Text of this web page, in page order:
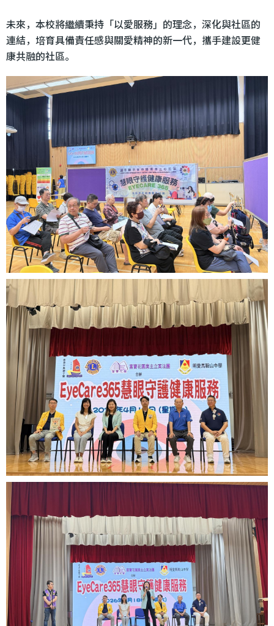
未來，本校將繼續秉持「以愛服務」的理念，深化與社區的
連結，培育具備責任感與關愛精神的新一代，攜手建設更健
康共融的社區。